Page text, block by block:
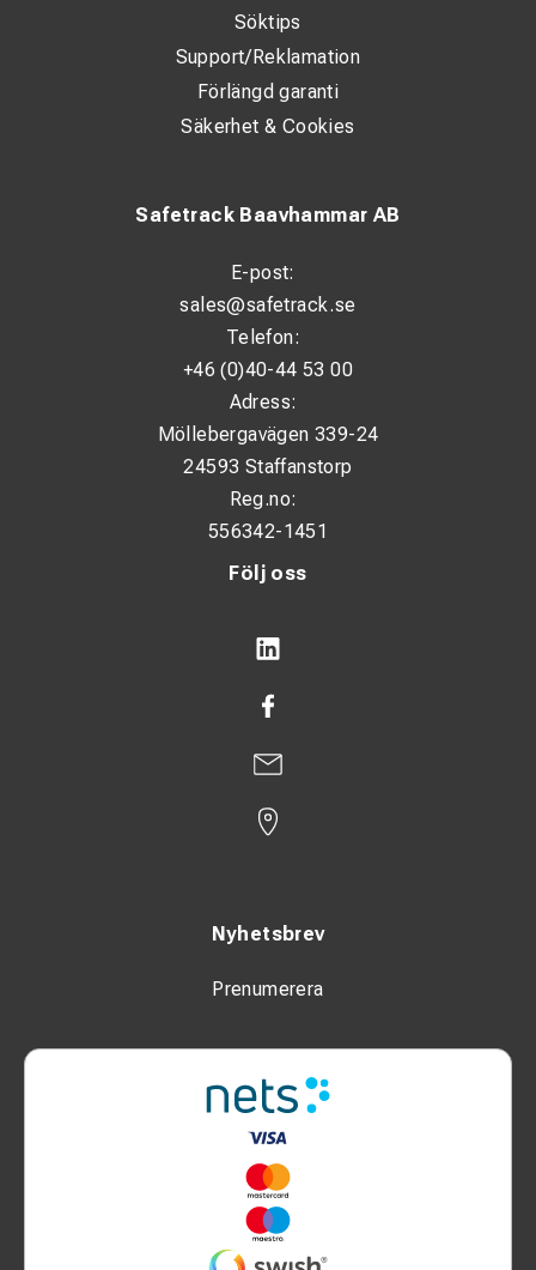
Följ oss
Nyhetsbrev
Prenumerera
Safetrack Baavhammar AB
E-post:
sales@safetrack.se
Telefon:
+46 (0)40-44 53 00
Adress:
Möllebergavägen 339-24
24593 Staffanstorp
Reg.no:
556342-1451
Söktips
Support/Reklamation
Förlängd garanti
Säkerhet & Cookies